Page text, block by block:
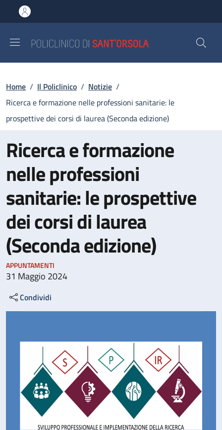
al contenuto principale
to footer content
Briciole di pane
Home / Il Policlinico / Notizie /
Ricerca e formazione nelle professioni sanitarie: le
prospettive dei corsi di laurea (Seconda edizione)
Ricerca e formazione
nelle professioni
sanitarie: le prospettive
dei corsi di laurea
(Seconda edizione)
APPUNTAMENTI
31 Maggio 2024
Condividi